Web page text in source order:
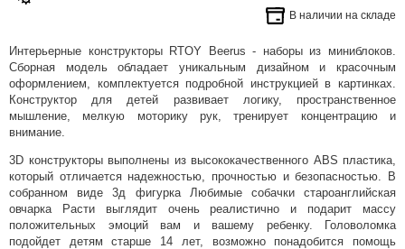
В наличии на складе
Интерьерные конструкторы RTOY Beerus - наборы из миниблоков.
Сборная модель обладает уникальным дизайном и красочным
оформлением, комплектуется подробной инструкцией в картинках.
Конструктор для детей развивает логику, пространственное
мышление, мелкую моторику рук, тренирует концентрацию и
внимание.
3D конструкторы выполнены из высококачественного ABS пластика,
который отличается надежностью, прочностью и безопасностью. В
собранном виде 3д фигурка Любимые собачки староанглийская
овчарка Расти выглядит очень реалистично и подарит массу
положительных эмоций вам и вашему ребенку. Головоломка
подойдет детям старше 14 лет, возможно понадобится помощь